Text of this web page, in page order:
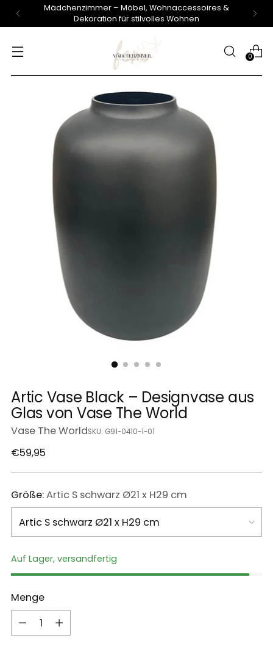
Mädchenzimmer – Möbel, Wohnaccessoires &
Dekoration für stilvolles Wohnen
0
Artic Vase Black – Designvase aus
Glas von Vase The World
Vase The WorldSKU: G91-0410-1-01
Regulärer
€59,95
Größe:Artic S schwarz Ø21 x H29 cm
Auf Lager, versandfertig
Menge
Menge